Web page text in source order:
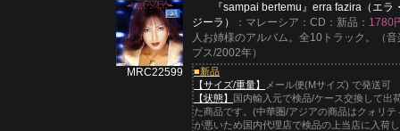
MRC22599
『sampai bertemu』 erra fazira（エラ
ジーラ）
：マレーシア：CD：新品： 1780
人お姉様のアルバム。全10トラック。（音
プス/2002年）
■新品
【サイズ/重量】
メール便(Mサイズ) で発送可
【状態】
国内輸入元で検品/ケース交換して出
た商品です。(中華圏/アジアの商品はクォリテ
が悪いため国内代理店で検品の上当店に入荷